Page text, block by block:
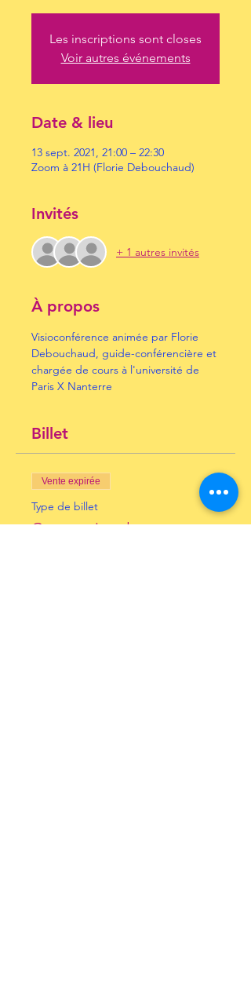
Les inscriptions sont closes
Voir autres événements
Date & lieu
13 sept. 2021, 21:00 – 22:30
Zoom à 21H (Florie Debouchaud)
Invités
+ 1 autres invités
À propos
Visioconférence animée par Florie
Debouchaud, guide-conférencière et
chargée de cours à l'université de
Paris X Nanterre
Billet
Vente expirée
Type de billet
Constantinople